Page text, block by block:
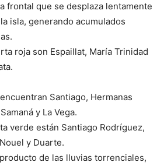
frontal que se desplaza lentamente
isla, generando acumulados
roja son Espaillat, María Trinidad
Santiago, Hermanas
y La Vega.
verde están Santiago Rodríguez,
y Duarte.
de las lluvias torrenciales,